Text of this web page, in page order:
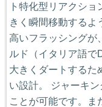
ト特化型リアクシ
きく瞬間移動するよ
高いフラッシングが
ルド（イタリア語で
大きくダートするた
い設計。 ジャーキ
ことが可能です。ま